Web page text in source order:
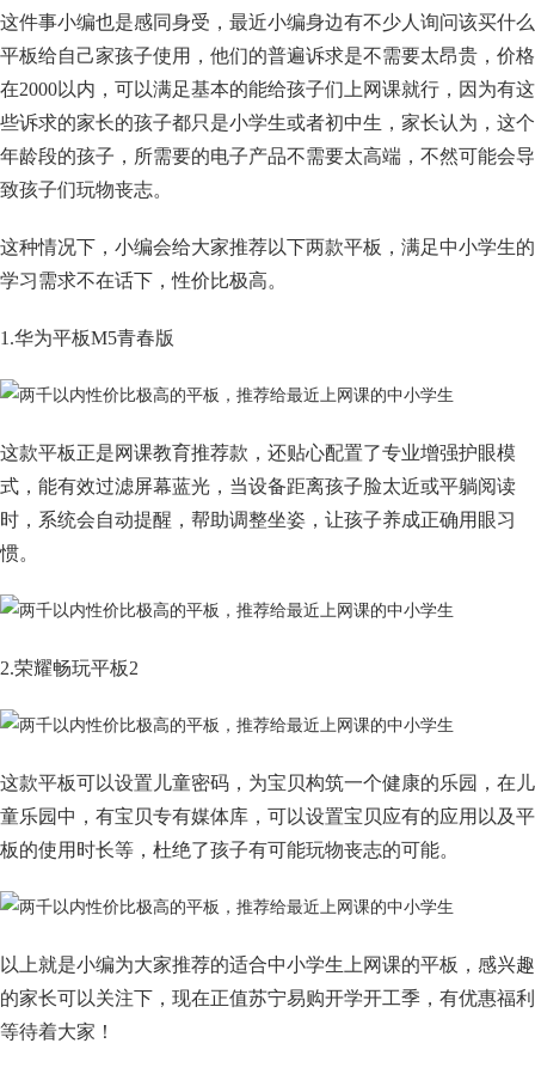
这件事小编也是感同身受，最近小编身边有不少人询问该买什么
平板给自己家孩子使用，他们的普遍诉求是不需要太昂贵，价格
在2000以内，可以满足基本的能给孩子们上网课就行，因为有这
些诉求的家长的孩子都只是小学生或者初中生，家长认为，这个
年龄段的孩子，所需要的电子产品不需要太高端，不然可能会导
致孩子们玩物丧志。
这种情况下，小编会给大家推荐以下两款平板，满足中小学生的
学习需求不在话下，性价比极高。
1.华为平板M5青春版
这款平板正是网课教育推荐款，还贴心配置了专业增强护眼模
式，能有效过滤屏幕蓝光，当设备距离孩子脸太近或平躺阅读
时，系统会自动提醒，帮助调整坐姿，让孩子养成正确用眼习
惯。
2.荣耀畅玩平板2
这款平板可以设置儿童密码，为宝贝构筑一个健康的乐园，在儿
童乐园中，有宝贝专有媒体库，可以设置宝贝应有的应用以及平
板的使用时长等，杜绝了孩子有可能玩物丧志的可能。
以上就是小编为大家推荐的适合中小学生上网课的平板，感兴趣
的家长可以关注下，现在正值苏宁易购开学开工季，有优惠福利
等待着大家！